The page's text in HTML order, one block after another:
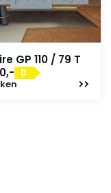
GP 110 / 79 T
D